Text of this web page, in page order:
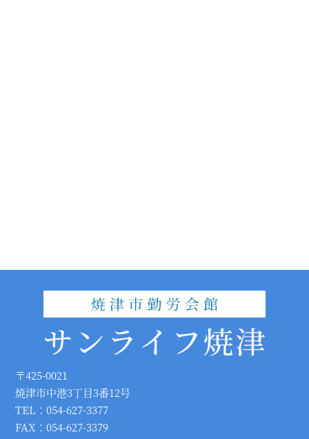
〒425-0021
焼津市中港3丁目3番12号
TEL：054-627-3377
FAX：054-627-3379